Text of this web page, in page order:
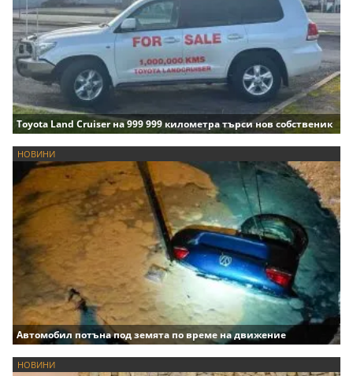
Toyota Land Cruiser на 999 999 километра търси нов собственик
НОВИНИ
Автомобил потъна под земята по време на движение
НОВИНИ